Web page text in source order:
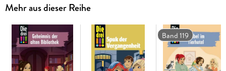
Mehr aus dieser Reihe
Band 119